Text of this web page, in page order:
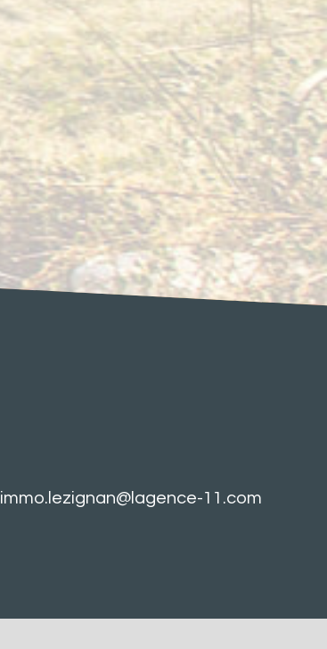
immo.lezignan@lagence-11.com